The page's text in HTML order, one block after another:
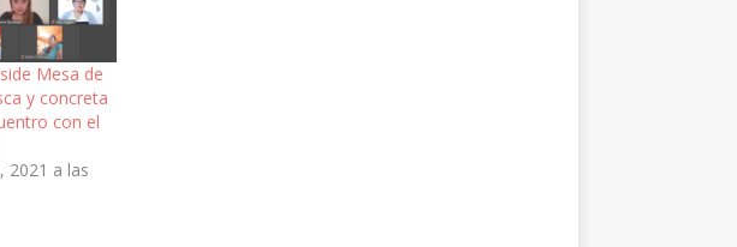
Mesa de
y concreta
con el
2021 a las